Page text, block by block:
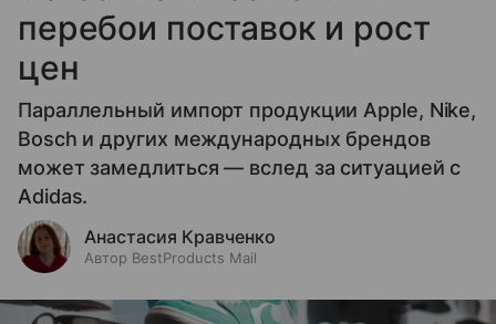
перебои поставок и рост
цен
Параллельный импорт продукции Apple, Nike,
Bosch и других международных брендов
может замедлиться — вслед за ситуацией с
Adidas.
Анастасия Кравченко
Автор BestProducts Mail